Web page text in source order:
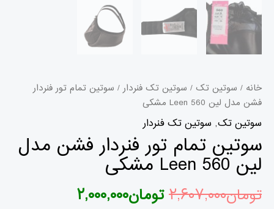
خانه / سوتین تک / سوتین تک فنردار/ سوتین تمام تور فنردار
فشن مدل لین 560 Leen مشکی
سوتین تک, سوتین تک فنردار
سوتین تمام تور فنردار فشن مدل
لین 560 Leen مشکی
تومان۲,۶۰۷,۰۰۰تومان۲,۰۰۰,۰۰۰